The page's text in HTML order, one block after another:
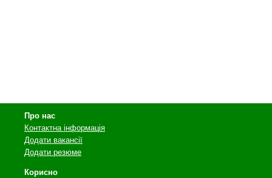
Про нас
Контактна інформація
Додати вакансії
Додати резюме
Корисно